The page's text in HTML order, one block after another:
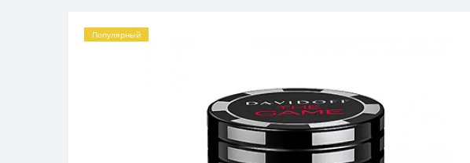
Популярный